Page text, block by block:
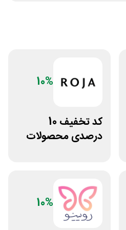
10%
کد تخفیف 10
درصدی محصولات
10%